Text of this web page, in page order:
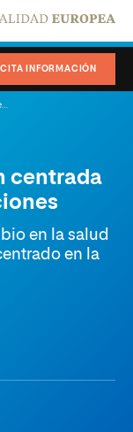
INFORMACIÓN
centrada
en la salud
en la